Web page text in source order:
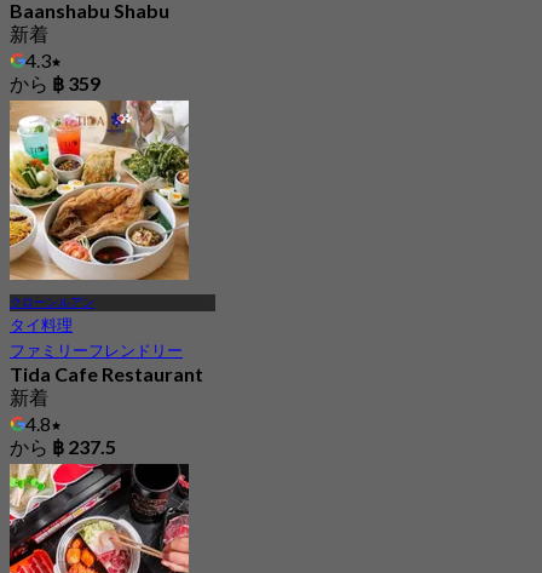
Baanshabu Shabu
新着
4.3
から ฿ 359
クローンルアン
タイ料理
ファミリーフレンドリー
Tida Cafe Restaurant
新着
4.8
から ฿ 237.5